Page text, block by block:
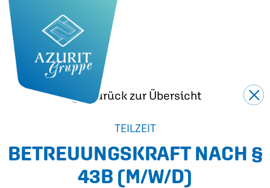
Zurück zur Übersicht
TEILZEIT
BETREUUNGSKRAFT NACH §
43B (M/W/D)